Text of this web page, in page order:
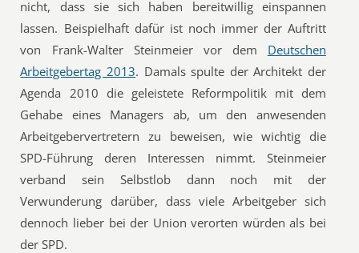
nicht, dass sie sich haben bereitwillig einspannen
lassen. Beispielhaft dafür ist noch immer der Auftritt
von Frank-Walter Steinmeier vor dem Deutschen
Arbeitgebertag 2013. Damals spulte der Architekt der
Agenda 2010 die geleistete Reformpolitik mit dem
Gehabe eines Managers ab, um den anwesenden
Arbeitgebervertretern zu beweisen, wie wichtig die
SPD-Führung deren Interessen nimmt. Steinmeier
verband sein Selbstlob dann noch mit der
Verwunderung darüber, dass viele Arbeitgeber sich
dennoch lieber bei der Union verorten würden als bei
der SPD.